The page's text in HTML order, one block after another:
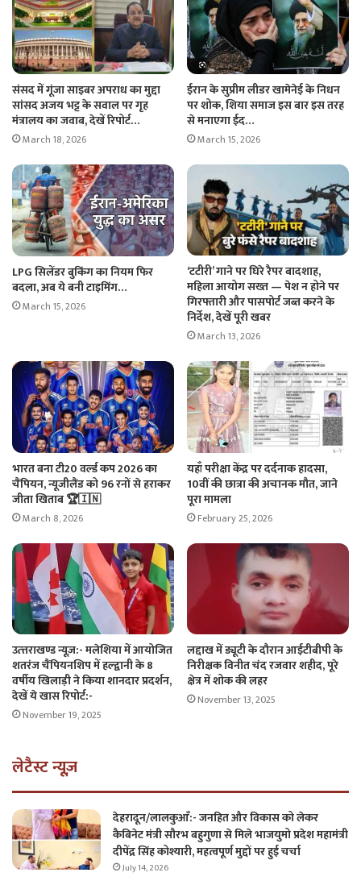
संसद में गूंजा साइबर अपराध का मुद्दा
सांसद अजय भट्ट के सवाल पर गृह
मंत्रालय का जवाब, देखें रिपोर्ट…
March 18, 2026
ईरान के सुप्रीम लीडर खामेनेई के निधन
पर शोक, शिया समाज इस बार इस तरह
से मनाएगा ईद…
March 15, 2026
LPG सिलेंडर बुकिंग का नियम फिर
बदला, अब ये बनी टाइमिंग…
March 15, 2026
‘टटीरी’ गाने पर घिरे रैपर बादशाह,
महिला आयोग सख्त — पेश न होने पर
गिरफ्तारी और पासपोर्ट जब्त करने के
निर्देश, देखें पूरी खबर
March 13, 2026
भारत बना टी20 वर्ल्ड कप 2026 का
चैंपियन, न्यूजीलैंड को 96 रनों से हराकर
जीता खिताब 🏆🇮🇳
March 8, 2026
यहाँ परीक्षा केंद्र पर दर्दनाक हादसा,
10वीं की छात्रा की अचानक मौत, जाने
पूरा मामला
February 25, 2026
उत्त्तराखण्ड न्यूज़:- मलेशिया में आयोजित
शतरंज चैंपियनशिप में हल्द्वानी के 8
वर्षीय खिलाड़ी ने किया शानदार प्रदर्शन,
देखें ये खास रिपोर्ट:-
November 19, 2025
लद्दाख में ड्यूटी के दौरान आईटीबीपी के
निरीक्षक विनीत चंद रजवार शहीद, पूरे
क्षेत्र में शोक की लहर
November 13, 2025
लेटैस्ट न्यूज़
देहरादून/लालकुआँ:- जनहित और विकास को लेकर
कैबिनेट मंत्री सौरभ बहुगुणा से मिले भाजयुमो प्रदेश महामंत्री
दीपेंद्र सिंह कोश्यारी, महत्वपूर्ण मुद्दों पर हुई चर्चा
July 14, 2026